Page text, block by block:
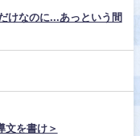
けなのに...あっという間
文を書け＞